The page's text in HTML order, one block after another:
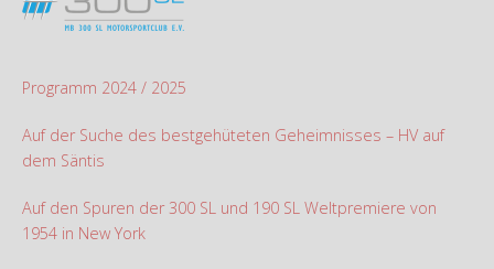
Programm 2024 / 2025
Auf der Suche des bestgehüteten Geheimnisses – HV auf
dem Säntis
Auf den Spuren der 300 SL und 190 SL Weltpremiere von
1954 in New York